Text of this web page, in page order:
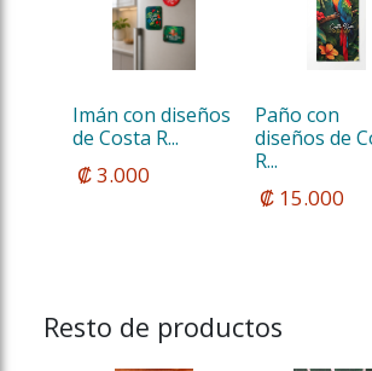
Imán con diseños
de Costa R...
₡ 3.000
Paño con
diseños de
R...
₡ 15.000
Resto de productos